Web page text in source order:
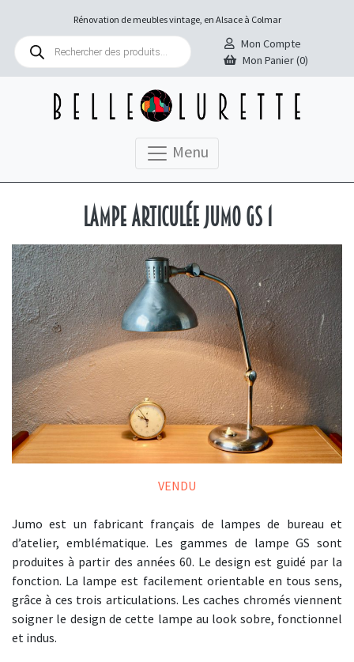
Rénovation de meubles vintage, en Alsace à Colmar
Recherche
produits
Mon Compte
Mon Panier (0)
Menu
Lampe articulée Jumo GS 1
VENDU
Jumo est un fabricant français de lampes de bureau et
d’atelier, emblématique. Les gammes de lampe GS sont
produites à partir des années 60. Le design est guidé par la
fonction. La lampe est facilement orientable en tous sens,
grâce à ces trois articulations. Les caches chromés viennent
soigner le design de cette lampe au look sobre, fonctionnel
et indus.